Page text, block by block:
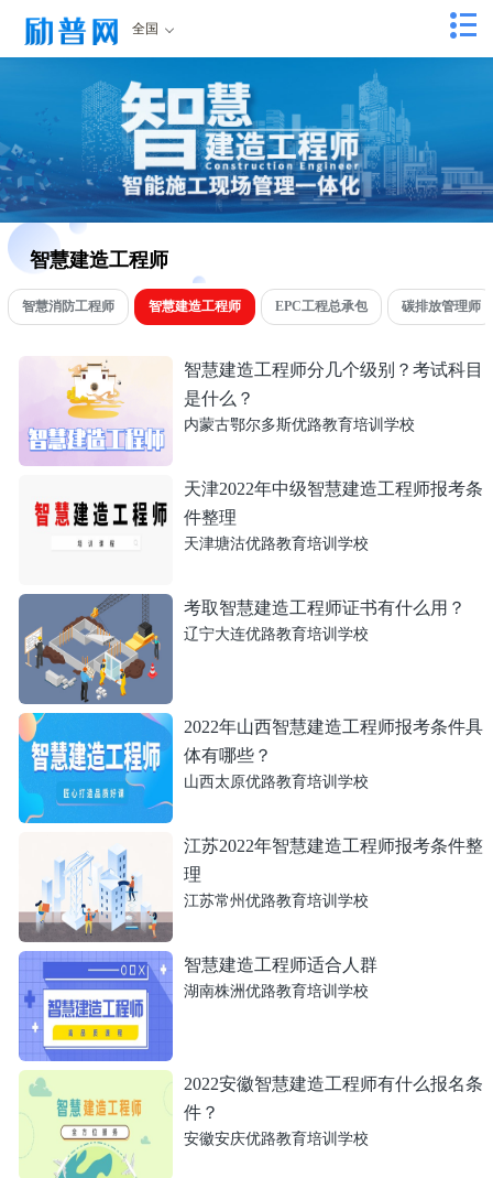
全国
智慧建造工程师
智慧消防工程师 智慧建造工程师 EPC工程总承包 碳排放管理师
智慧建造工程师分几个级别？考试科目
是什么？
内蒙古鄂尔多斯优路教育培训学校
天津2022年中级智慧建造工程师报考条
件整理
天津塘沽优路教育培训学校
考取智慧建造工程师证书有什么用？
辽宁大连优路教育培训学校
2022年山西智慧建造工程师报考条件具
体有哪些？
山西太原优路教育培训学校
江苏2022年智慧建造工程师报考条件整
理
江苏常州优路教育培训学校
智慧建造工程师适合人群
湖南株洲优路教育培训学校
2022安徽智慧建造工程师有什么报名条
件？
安徽安庆优路教育培训学校